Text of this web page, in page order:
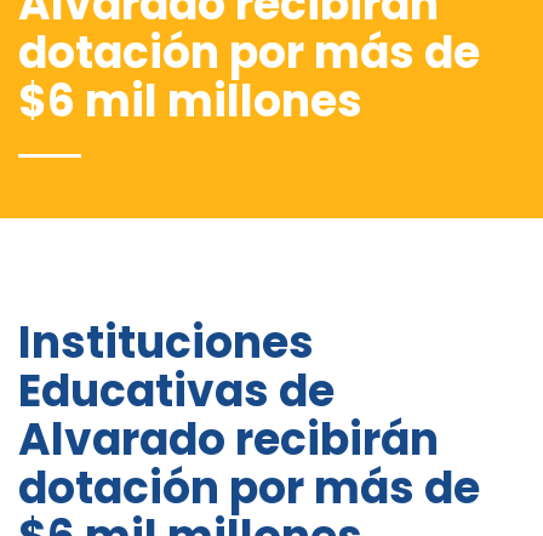
dotación por más de
$6 mil millones
Instituciones
Educativas de
Alvarado recibirán
dotación por más de